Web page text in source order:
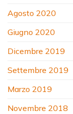
Agosto 2020
Giugno 2020
Dicembre 2019
Settembre 2019
Marzo 2019
Novembre 2018